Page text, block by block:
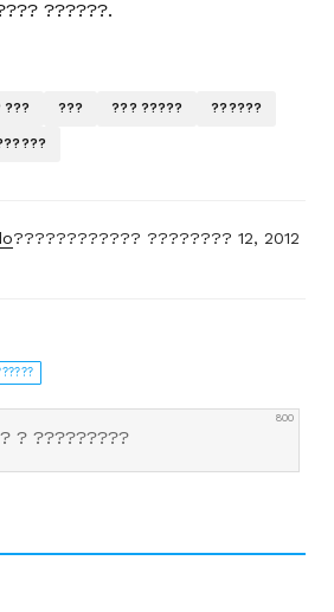
??????.
??? ??? ??? ????? ??????
???????????? ???????? 12, 2012
800